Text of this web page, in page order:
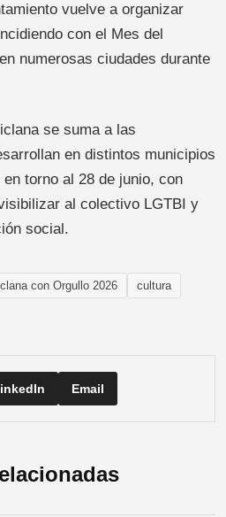
vuelve a organizar
con el Mes del
numerosas ciudades durante
se suma a las
en distintos municipios
torno al 28 de junio, con
al colectivo LGTBI y
social.
con Orgullo 2026
cultura
Email